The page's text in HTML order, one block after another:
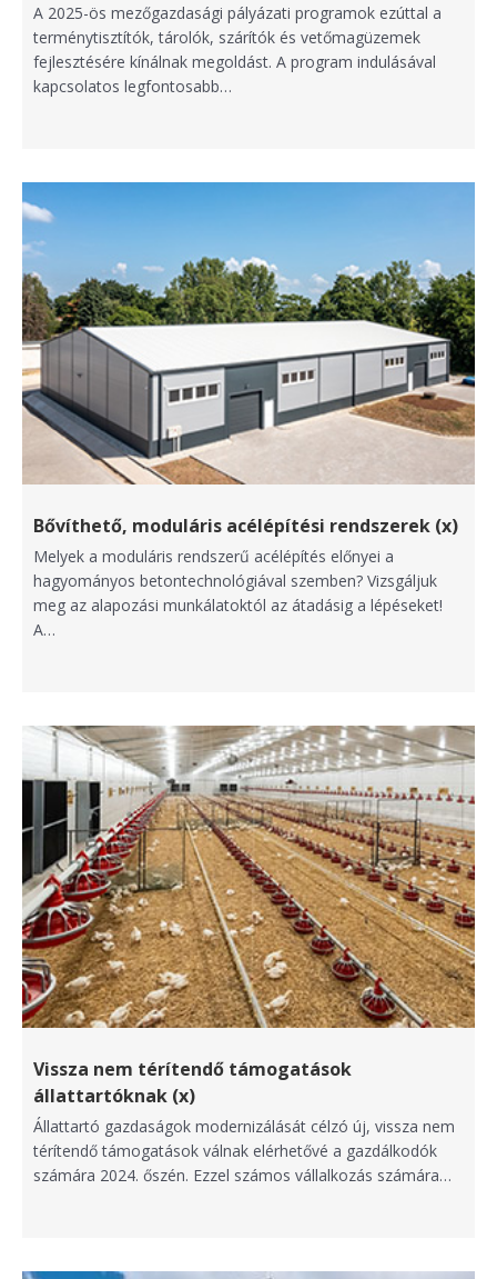
A 2025-ös mezőgazdasági pályázati programok ezúttal a
terménytisztítók, tárolók, szárítók és vetőmagüzemek
fejlesztésére kínálnak megoldást. A program indulásával
kapcsolatos legfontosabb…
Bővíthető, moduláris acélépítési rendszerek (x)
Melyek a moduláris rendszerű acélépítés előnyei a
hagyományos betontechnológiával szemben? Vizsgáljuk
meg az alapozási munkálatoktól az átadásig a lépéseket!
A…
Vissza nem térítendő támogatások
állattartóknak (x)
Állattartó gazdaságok modernizálását célzó új, vissza nem
térítendő támogatások válnak elérhetővé a gazdálkodók
számára 2024. őszén. Ezzel számos vállalkozás számára…